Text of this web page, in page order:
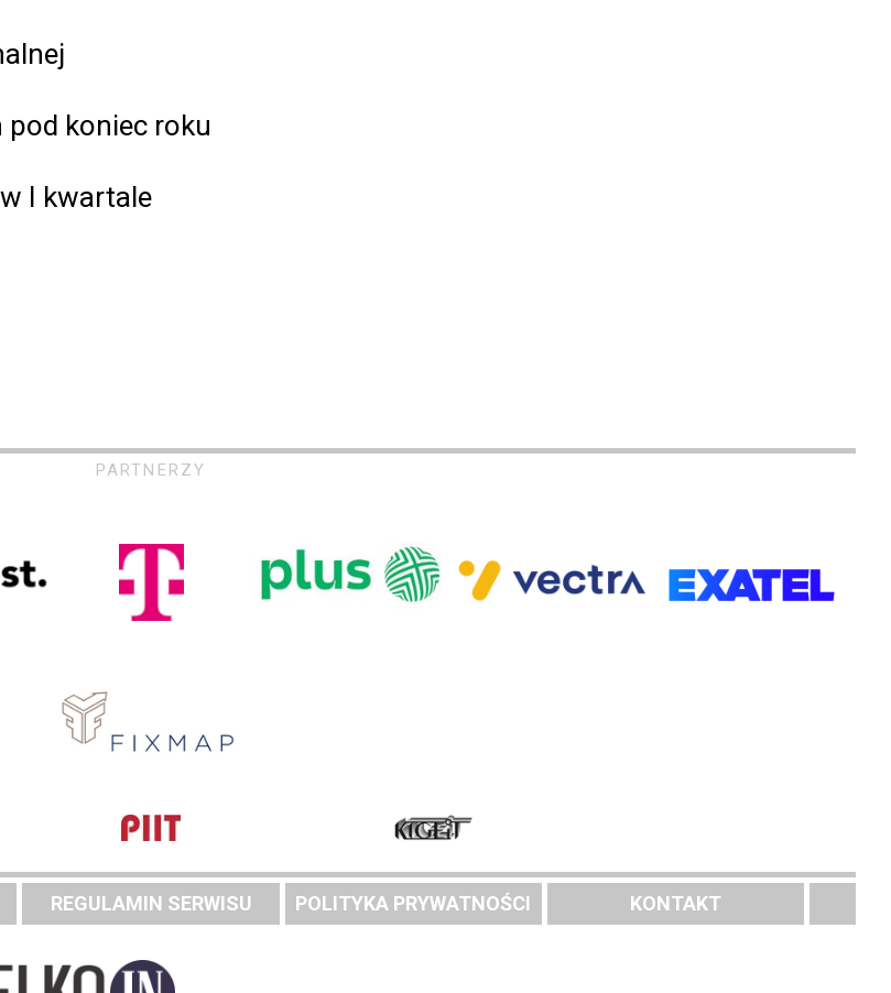
koniec roku
I kwartale
PARTNERZY
REGULAMIN SERWISU POLITYKA PRYWATNOŚCI KONTAKT